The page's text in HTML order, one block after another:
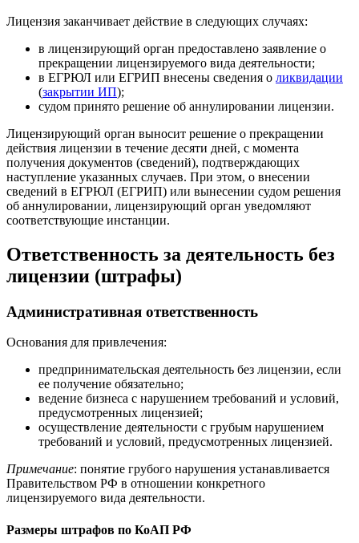
Лицензия заканчивает действие в следующих случаях:
в лицензирующий орган предоставлено заявление о
прекращении лицензируемого вида деятельности;
в ЕГРЮЛ или ЕГРИП внесены сведения о ликвидации
(закрытии ИП);
судом принято решение об аннулировании лицензии.
Лицензирующий орган выносит решение о прекращении
действия лицензии в течение десяти дней, с момента
получения документов (сведений), подтверждающих
наступление указанных случаев. При этом, о внесении
сведений в ЕГРЮЛ (ЕГРИП) или вынесении судом решения
об аннулировании, лицензирующий орган уведомляют
соответствующие инстанции.
Ответственность за деятельность без
лицензии (штрафы)
Административная ответственность
Основания для привлечения:
предпринимательская деятельность без лицензии, если
ее получение обязательно;
ведение бизнеса с нарушением требований и условий,
предусмотренных лицензией;
осуществление деятельности с грубым нарушением
требований и условий, предусмотренных лицензией.
Примечание: понятие грубого нарушения устанавливается
Правительством РФ в отношении конкретного
лицензируемого вида деятельности.
Размеры штрафов по КоАП РФ